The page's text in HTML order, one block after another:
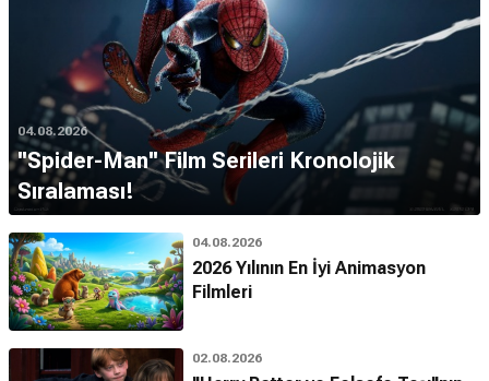
04.08.2026
''Spider-Man'' Film Serileri Kronolojik
Sıralaması!
04.08.2026
2026 Yılının En İyi Animasyon
Filmleri
02.08.2026